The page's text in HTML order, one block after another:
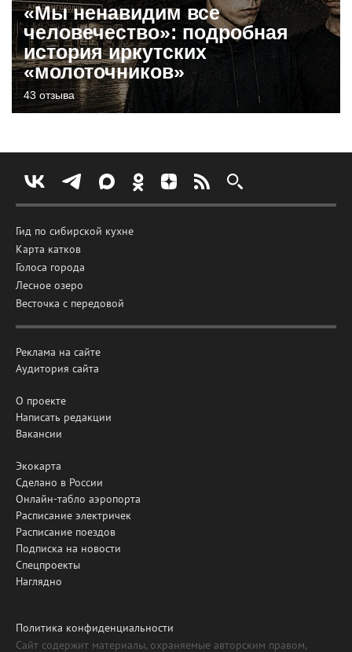
«Мы ненавидим все
человечество»: подробная
история иркутских
«молоточников»
43 отзыва
Гид по сибирской кухне
Карта катков
Голоса города
Лесное озеро
Весточка с передовой
Реклама на сайте
Аудитория сайта
О проекте
Написать редакции
Вакансии
Экокарта
Сделано в России
Онлайн-табло аэропорта
Расписание электричек
Расписание поездов
Подписка на новости
Спецпроекты
Наглядно
Политика конфиденциальности
Сайт содержит материалы, охраняемые авторским правом,